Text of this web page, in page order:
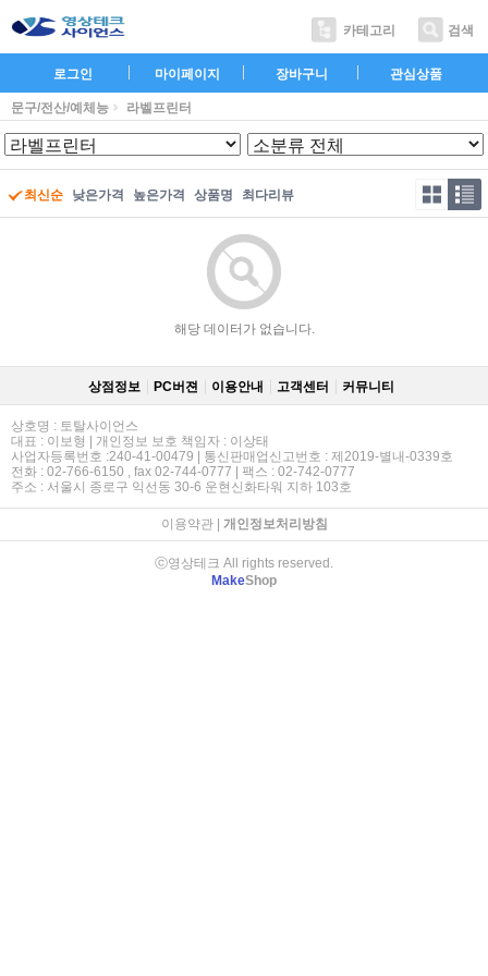
카테고리 검색
로그인 마이페이지 장바구니 관심상품
문구/전산/예체능 라벨프린터
최신순 낮은가격 높은가격 상품명 최다리뷰
해당 데이터가 없습니다.
상점정보 PC버젼 이용안내 고객센터 커뮤니티
상호명 : 토탈사이언스
대표 : 이보형 | 개인정보 보호 책임자 : 이상태
사업자등록번호 :240-41-00479 | 통신판매업신고번호 : 제2019-별내-0339호
전화 : 02-766-6150 , fax 02-744-0777 | 팩스 : 02-742-0777
주소 : 서울시 종로구 익선동 30-6 운현신화타워 지하 103호
이용약관| 개인정보처리방침
ⓒ영상테크 All rights reserved.
MakeShop